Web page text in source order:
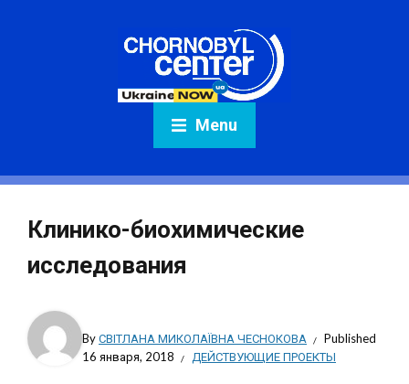
Menu
Клинико-биохимические
исследования
ByСВІТЛАНА МИКОЛАЇВНА ЧЕСНОКОВА
Published
16 января, 2018
ДЕЙСТВУЮЩИЕ ПРОЕКТЫ